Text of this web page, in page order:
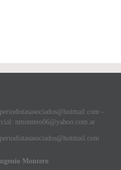
-
nmontero06@yahoo.com.ar
Montero